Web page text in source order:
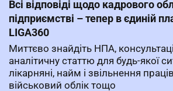
Всі відповіді щодо кадрового
підприємстві – тепер в єдиній
LIGA360
Миттєво знайдіть НПА,
аналітичну статтю для будь-якої
лікарняні, найм і звільнення
військовий облік тощо